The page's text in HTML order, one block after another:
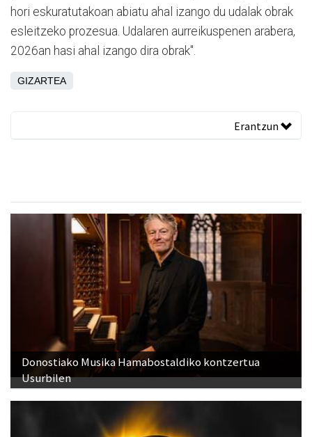
hori eskuratutakoan abiatu ahal izango du udalak obrak
esleitzeko prozesua. Udalaren aurreikuspenen arabera,
2026an hasi ahal izango dira obrak".
GIZARTEA
Erantzun
Donostiako Musika Hamabostaldiko kontzertua
Usurbilen